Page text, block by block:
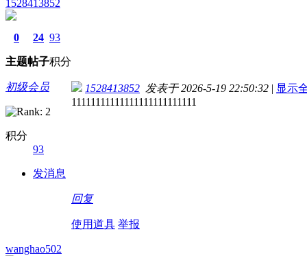
1528413852
0
主题
24
帖子
93
积分
初级会员
积分
93
发消息
1528413852 发表于 2026-5-19 22:50:32 | 显示
11111111111111111111111111
回复
使用道具 举报
wanghao502